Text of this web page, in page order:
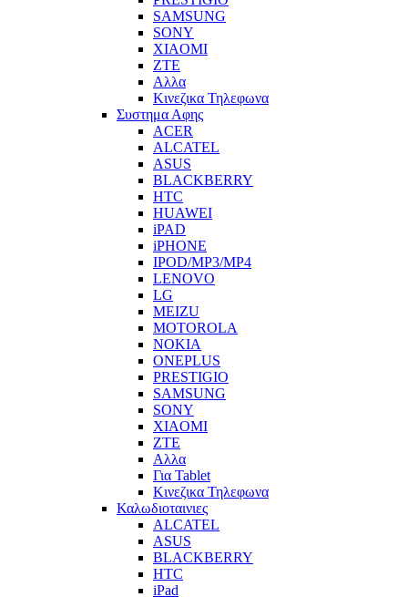
SAMSUNG
SONY
XIAOMI
ZTE
Αλλα
Κινεζικα Τηλεφωνα
Συστημα Αφης
ACER
ALCATEL
ASUS
BLACKBERRY
HTC
HUAWEI
iPAD
iPHONE
IPOD/MP3/MP4
LENOVO
LG
MEIZU
MOTOROLA
NOKIA
ONEPLUS
PRESTIGIO
SAMSUNG
SONY
XIAOMI
ZTE
Αλλα
Για Tablet
Κινεζικα Τηλεφωνα
Καλωδιοταινιες
ALCATEL
ASUS
BLACKBERRY
HTC
iPad